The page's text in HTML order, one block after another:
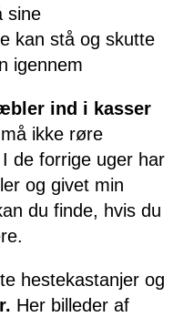
sine
kan stå og skutte
igennem
ind i kasser
ikke røre
de forrige uger har
og givet min
du finde, hvis du
hestekastanjer og
Her billeder af